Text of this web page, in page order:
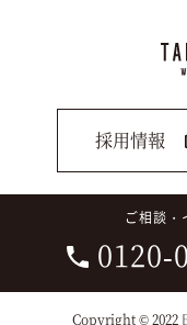
採用情報
ご相談・
0120-
Copyright © 2022